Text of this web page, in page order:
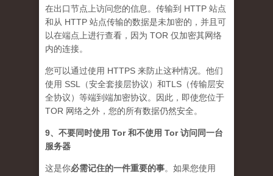
在出口节点上访问您的信息。传输到 HTTP 站点
和从 HTTP 站点传输的数据是未加密的，并且可
以在端点上进行查看，因为 TOR 仅加密其网络
内的连接。
您可以通过使用 HTTPS 来防止这种情况。他们
使用 SSL（安全套接层协议）和TLS（传输层安
全协议）等端到端加密协议。因此，即使您位于
TOR 网络之外，您的所有数据仍然安全。
9、不要同时使用 Tor 和不使用 Tor 访问同一台
服务器
这是你必需记住的一件重要的事。如果您使用